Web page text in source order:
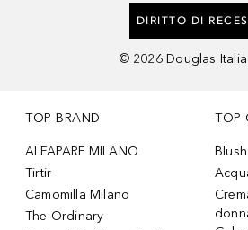
DIRITTO DI
© 2026 Douglas Italia
TOP BRAND
ALFAPARF MILANO
Tirtir
Camomilla Milano
The Ordinary
TOP